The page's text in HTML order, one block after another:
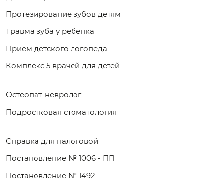
Протезирование зубов детям
Травма зуба у ребенка
Прием детского логопеда
Комплекс 5 врачей для детей
Остеопат-невролог
Подростковая стоматология
Справка для налоговой
Постановление № 1006 - ПП
Постановление № 1492